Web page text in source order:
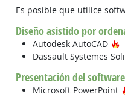
Es posible que utilice
Diseño asistido por
Autodesk AutoCAD
Dassault Systemes
Presentación del software
Microsoft PowerPoint